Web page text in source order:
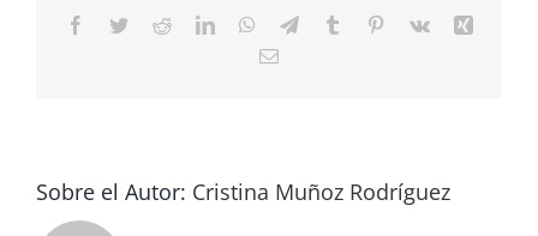
Facebook
TwitterRedditLinkedInWhatsApp
TelegramTumblr Pinterest
Vk
Correo
Sobre el Autor: Cristina Muñoz Rodríguez